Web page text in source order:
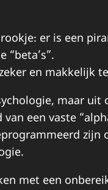
er is een
en makkelijk
maar
een vaste
zijn
met een